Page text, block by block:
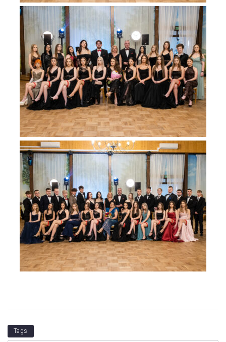
Tags